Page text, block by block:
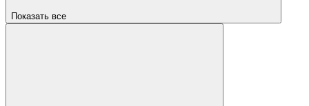
Показать все